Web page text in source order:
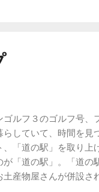
号、ヤマハＳＲＸ４０
ました。 そこで、
準ハンドルについて
込んで捩じれば容易
１９ｍｍ用ラバー（
を締め込んで、ハン
そうな感じになりま
ルフ３のゴルフ号、
していて、時間を見
、「道の駅」を取り
「道の駅」。「道
産物屋さんが併設さ